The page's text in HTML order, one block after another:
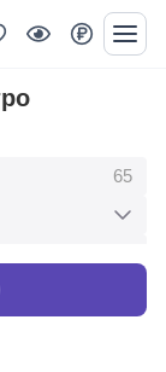
65